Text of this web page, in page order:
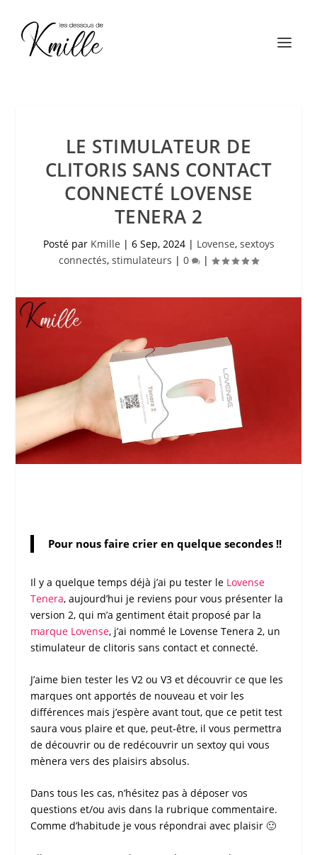
LE STIMULATEUR DE
CLITORIS SANS CONTACT
CONNECTÉ LOVENSE
TENERA 2
Posté par Kmille | 6 Sep, 2024| Lovense, sextoys
connectés, stimulateurs | 0 |
Pour nous faire crier en quelque secondes !!
Il y a quelque temps déjà j’ai pu tester le Lovense
Tenera, aujourd’hui je reviens pour vous présenter la
version 2, qui m’a gentiment était proposé par la
marque Lovense, j’ai nommé le Lovense Tenera 2, un
stimulateur de clitoris sans contactet connecté.
J’aime bien testerles V2 ou V3 et découvrir ce que les
marques ont apportés de nouveau et voir les
différences mais j’espère avant tout, que ce petit test
saura vous plaire et que, peut-être, il vous permettra
de découvrir ou de redécouvrir un sextoyqui vous
mènera vers des plaisirs absolus.
Dans tous les cas, n’hésitez pas à déposer vos
questions et/ou avis dans la rubrique commentaire.
Comme d’habitude je vous répondrai avec plaisir 🙂